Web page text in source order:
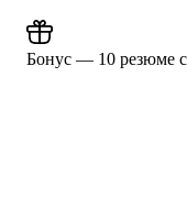
Бонус — 10 резюме